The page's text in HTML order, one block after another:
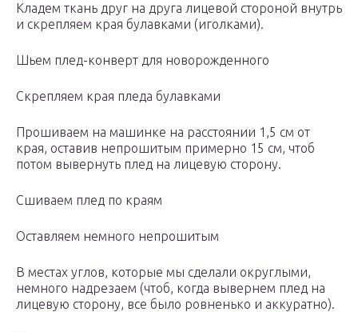
Кладем ткань друг на друга лицевой стороной внутрь
и скрепляем края булавками (иголками).
Шьем плед-конверт для новорожденного
Скрепляем края пледа булавками
Прошиваем на машинке на расстоянии 1,5 см от
края, оставив непрошитым примерно 15 см, чтоб
потом вывернуть плед на лицевую сторону.
Сшиваем плед по краям
Оставляем немного непрошитым
В местах углов, которые мы сделали округлыми,
немного надрезаем (чтоб, когда вывернем плед на
лицевую сторону, все было ровненько и аккуратно).